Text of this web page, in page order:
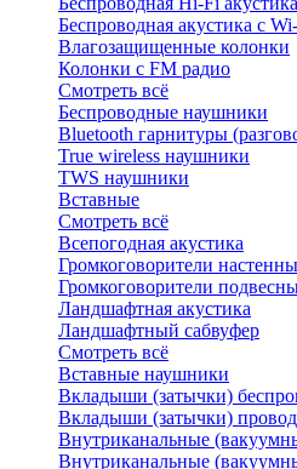
Беспроводная акустика с
Влагозащищенные колонки
Колонки с FM радио
Смотреть всё
Беспроводные наушники
Bluetоoth гарнитуры
True wireless наушники
TWS наушники
Вставные
Смотреть всё
Всепогодная акустика
Громкоговорители
Громкоговорители
Ландшафтная акустика
Ландшафтный сабвуфер
Смотреть всё
Вставные наушники
Вкладыши (затычки)
Вкладыши (затычки)
Внутриканальные
Внутриканальные